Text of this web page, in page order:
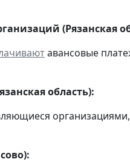
(Рязанская
авансовые
область):
организациями,